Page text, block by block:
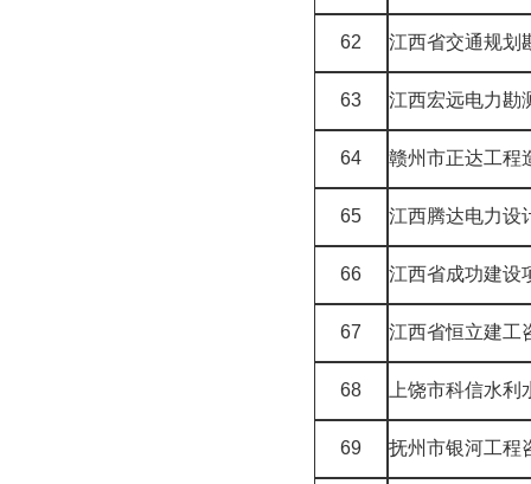
62 江西省交通规划
63 江西宏远电力勘
64 赣州市正达工程
65 江西腾达电力设
66 江西省成功建设
67 江西省恒立建工
68 上饶市科信水
69 抚州市银河工程